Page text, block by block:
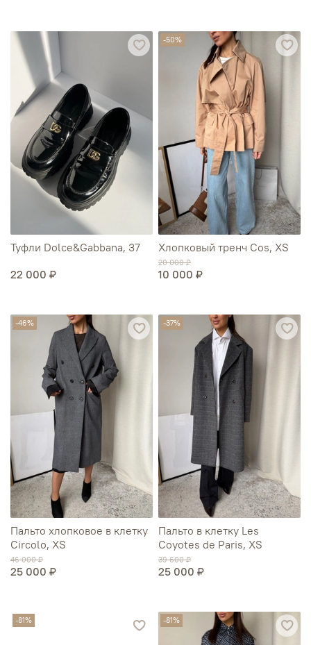
Туфли Dolce&Gabbana, 37
22 000 ₽
-50%
Хлопковый тренч Cos, XS
20 000 ₽
10 000 ₽
-46%
Пальто хлопковое в клетку
Circolo, XS
46 000 ₽
25 000 ₽
-37%
Пальто в клетку Les
Coyotes de Paris, XS
39 600 ₽
25 000 ₽
-81% -81%